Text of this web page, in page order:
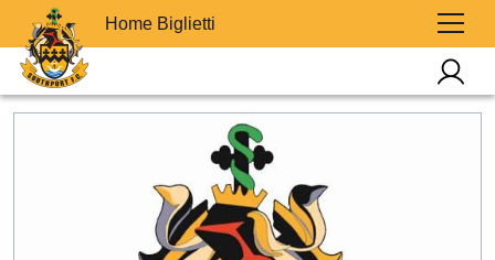
Home Biglietti